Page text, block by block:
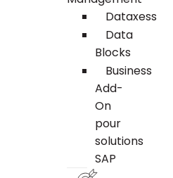
Dataxess
Data
Blocks
Business
Add-
On
pour
solutions
SAP